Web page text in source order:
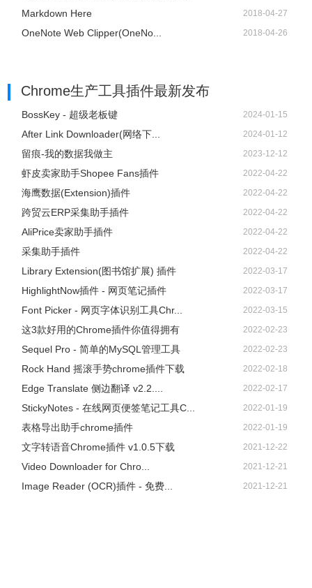
Markdown Here 2018-04-27
OneNote Web Clipper(OneNo... 2018-04-26
Chrome生产工具插件最新发布
BossKey - 超级老板键 2024-01-15
After Link Downloader(网络下... 2024-01-12
留痕-我的数据我做主 2023-12-12
虾皮卖家助手Shopee Fans插件 2022-04-22
海鹰数据(Extension)插件 2022-04-22
跨贸云ERP采集助手插件 2022-04-22
AliPrice卖家助手插件 2022-04-22
采集助手插件 2022-04-22
Library Extension(图书馆扩展) 插件 2022-03-17
HighlightNow插件 - 网页笔记插件 2022-03-17
Font Picker - 网页字体识别工具Chr... 2022-03-15
这3款好用的Chrome插件你值得拥有 2022-02-23
Sequel Pro - 简单的MySQL管理工具 2022-02-23
Rock Hand 摇滚手势chrome插件下载 2022-02-18
Edge Translate 侧边翻译 v2.2.... 2022-02-17
StickyNotes - 在线网页便签笔记工具C... 2022-01-19
表格导出助手chrome插件 2022-01-19
文字转语音Chrome插件 v1.0.5下载 2021-12-22
Video Downloader for Chro... 2021-12-21
Image Reader (OCR)插件 - 免费... 2021-12-21